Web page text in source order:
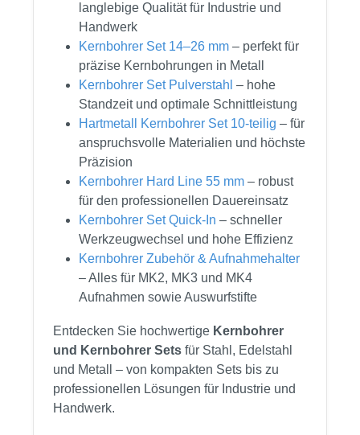
langlebige Qualität für Industrie und
Handwerk
Kernbohrer Set 14–26 mm – perfekt für
präzise Kernbohrungen in Metall
Kernbohrer Set Pulverstahl – hohe
Standzeit und optimale Schnittleistung
Hartmetall Kernbohrer Set 10-teilig – für
anspruchsvolle Materialien und höchste
Präzision
Kernbohrer Hard Line 55 mm – robust
für den professionellen Dauereinsatz
Kernbohrer Set Quick-In – schneller
Werkzeugwechsel und hohe Effizienz
Kernbohrer Zubehör & Aufnahmehalter
– Alles für MK2, MK3 und MK4
Aufnahmen sowie Auswurfstifte
Entdecken Sie hochwertige Kernbohrer
und Kernbohrer Sets für Stahl, Edelstahl
und Metall – von kompakten Sets bis zu
professionellen Lösungen für Industrie und
Handwerk.